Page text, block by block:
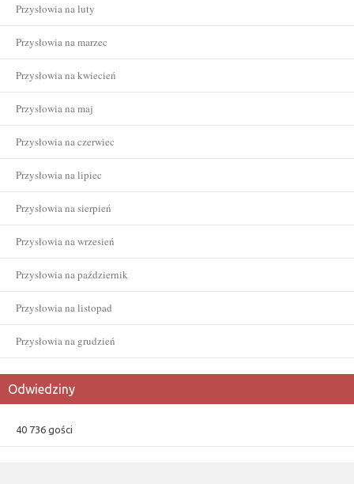
Przysłowia na luty
Przysłowia na marzec
Przysłowia na kwiecień
Przysłowia na maj
Przysłowia na czerwiec
Przysłowia na lipiec
Przysłowia na sierpień
Przysłowia na wrzesień
Przysłowia na październik
Przysłowia na listopad
Przysłowia na grudzień
Odwiedziny
40 736 gości